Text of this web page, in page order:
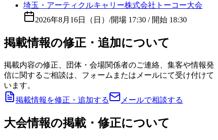
埼玉・アーティクルキャリー株式会社トーコー大会
2026年8月16日（日） /開場 17:30 / 開始 18:30
掲載情報の修正・追加について
掲載内容の修正、団体・会場関係者のご連絡、集客や情報発
信に関するご相談は、フォームまたはメールにて受け付けて
います。
掲載情報を修正・追加する
メールで相談する
大会情報の掲載・修正について